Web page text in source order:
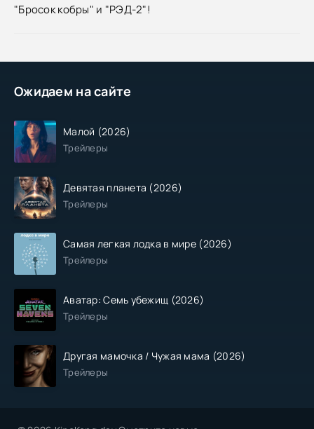
Ожидаем на сайте
Малой (2026)
Трейлеры
Девятая планета (2026)
Трейлеры
Самая легкая лодка в мире (2026)
Трейлеры
Аватар: Семь убежищ (2026)
Трейлеры
Другая мамочка / Чужая мама (2026)
Трейлеры
"Бросок кобры" и "РЭД-2"!